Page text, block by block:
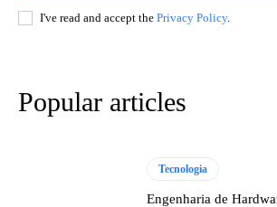
I've read and accept the Privacy Policy.
Popular articles
Tecnologia
Engenharia de